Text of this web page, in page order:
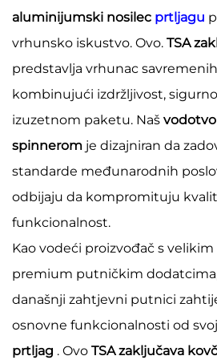
aluminijumski nosilec prtljagu
vrhunsko iskustvo. Ovo. TSA
predstavlja vrhunac
kombinujući izdržljivost,
izuzetnom paketu. Naš
spinnerom je dizajniran da
standarde međunarodnih
odbijaju da kompromituju
funkcionalnost.
Kao vodeći proizvođač s
premium putničkim
današnji zahtjevni putnici
osnovne funkcionalnosti od
prtljag . Ovo TSA zaključava